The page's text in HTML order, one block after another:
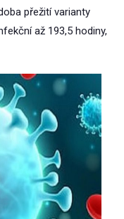
přežití varianty
až 193,5 hodiny,